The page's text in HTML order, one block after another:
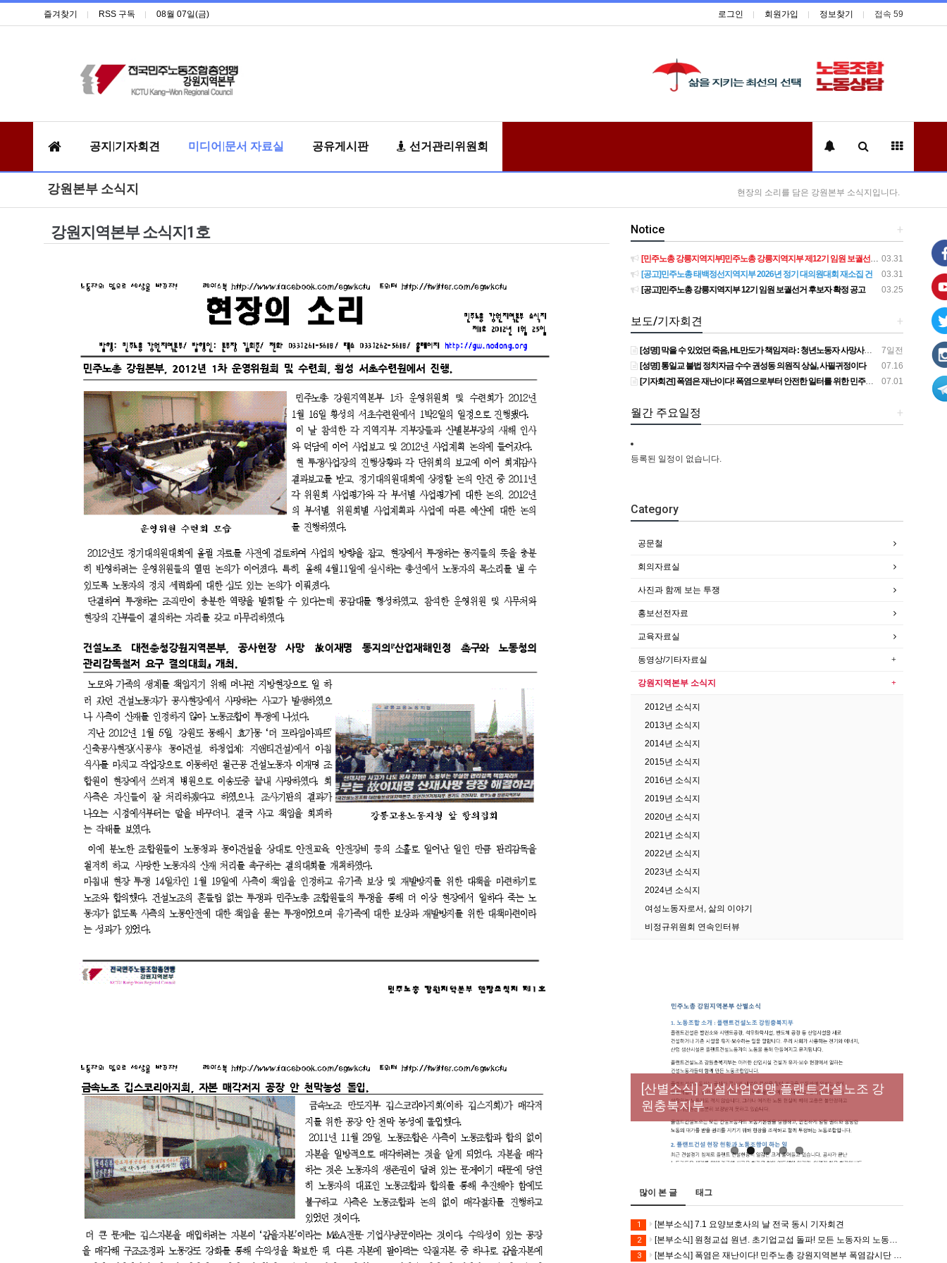
즐겨찾기 RSS 구독 08월 07일(금) 로그인 회원가입 정보찾기 접속 59
공지|기자회견 미디어|문서 자료실 공유게시판 선거관리위원회
강원본부 소식지 현장의 소리를 담은 강원본부 소식지입니다.
강원지역본부 소식지1호 +
Notice
03.31
[민주노총 강릉지역지부]민주노총 강릉지역지부 제12기 임원 보궐선거결과 공고
03.31
[공고]민주노총 태백정선지역지부 2026년 정기 대의원대회 재소집 건
03.25
[공고]민주노총 강릉지역지부 12기 임원 보궐선거 후보자 확정 공고
+
보도/기자회견
7일전
[성명] 막을 수 있었던 죽음, HL만도가 책임져라 : 청년노동자 사망사고의 철저한 진상규명과 재발방지 대책 마련하라
07.16
[성명] 통일교 불법 정치자금 수수 권성동 의원직 상실, 사필귀정이다
07.01
[기자회견] 폭염은 재난이다! 폭염으로부터 안전한 일터를 위한 민주노총 강원지역본부 폭염감시단 선포 기자회견
+
월간 주요일정
등록된 일정이 없습니다.
Category
공문철
회의자료실
사진과 함께 보는 투쟁
홍보선전자료
교육자료실
동영상/기타자료실
강원지역본부 소식지
2012년 소식지
2013년 소식지
2014년 소식지
2015년 소식지
2016년 소식지
2019년 소식지
2020년 소식지
2021년 소식지
2022년 소식지
2023년 소식지
2024년 소식지
여성노동자로서, 삶의 이야기
비정규위원회 연속인터뷰
[성명] 막을 수 있었던 죽음, HL만도가 책임져
라 : 청년노동자 사망사고의 철저한 진상규명
과 재발방지 대책 마련하라
[산별소식] 건설산업연맹 플랜트건설노조 강
원충북지부
[강릉,속초,원주,춘천] 폭염감시단 사업 이모저
모
[조합원☆인터뷰] 서비스연맹 전국학교비정
규직노동조합 강원지부 김유미 춘천지회장
[본부소식] 강원지역 노동자 합창단 모임
많이 본 글 태그
1 [본부소식] 7.1 요양보호사의 날 전국 동시 기자회견
2 [본부소식] 원청교섭 원년. 초기업교섭 돌파! 모든 노동자의 노동기본권 쟁취! 민주노총 7.15 총파업대회
3 [본부소식] 폭염은 재난이다! 민주노총 강원지역본부 폭염감시단 선포 기자회견